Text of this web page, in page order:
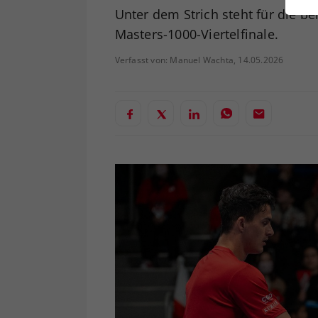
Unter dem Strich steht für die
Masters-1000-Viertelfinale.
Verfasst von: Manuel Wachta, 14.05.2026